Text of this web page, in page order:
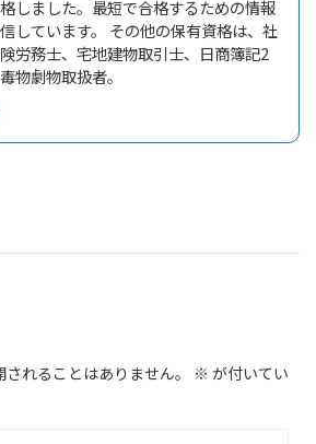
しました。最短で合格するための情報
しています。 その他の保有資格は、社
労務士、宅地建物取引士、日商簿記2
物劇物取扱者。
れることはありません。 ※ が付いてい